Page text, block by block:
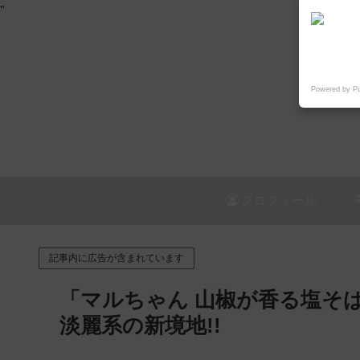
"
記事内に広告が含まれています
「マルちゃん 山椒が香る塩そ
淡麗系の新境地!!
Powered by